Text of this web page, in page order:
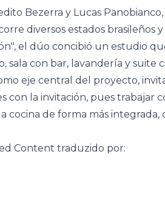
Bezerra y Lucas Panobianco,
diversos estados brasileños y
el dúo concibió un estudio
con bar, lavandería y suite
eje central del proyecto,
con la invitación, pues trabajar
cocina de forma más integrada,